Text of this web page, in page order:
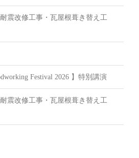
震改修工事・瓦屋根葺き替え工
Festival 2026 】特別講演
震改修工事・瓦屋根葺き替え工